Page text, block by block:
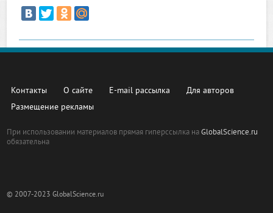
Контакты О сайте E-mail рассылка
Для авторов
Размещение рекламы
При использовании материалов прямая гиперссылка наGlobalScience.ru
обязательна
© 2007-2023 GlobalScience.ru